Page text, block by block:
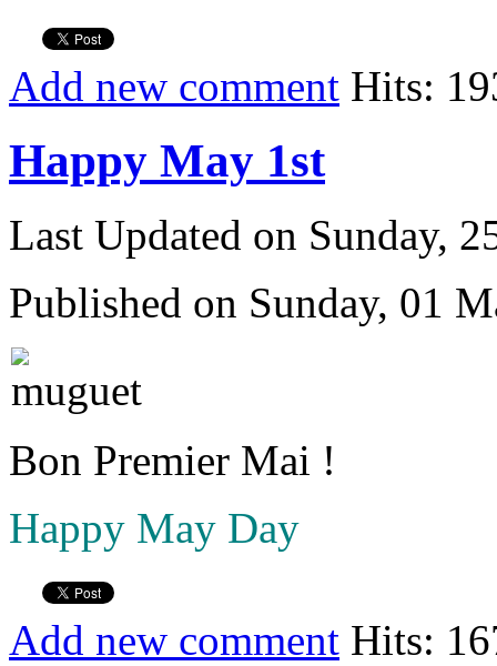
Add new comment Hits:
Happy May 1st
Last Updated on Sunday,
Published on Sunday, 01
Bon Premier Mai !
Happy May Day
Add new comment Hits: